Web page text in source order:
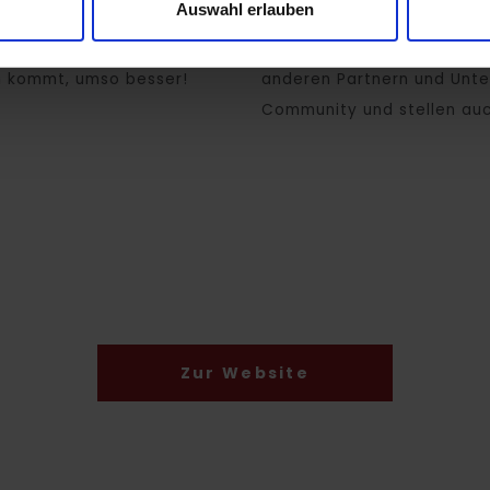
Auswahl erlauben
schlanken Portfolio
über Unterstützung in
umso besser!
Hier können wir unser
Zum anderen sind wir
anderen Partnern und
Community und stellen
Zur Website